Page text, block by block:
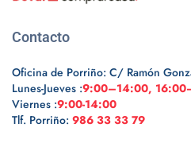
Contacto
Oficina de Porriño: C/ Ramón
Lunes-Jueves :9:00–14:00,
Viernes :9:00-14:00
Tlf. Porriño: 986 33 33 79